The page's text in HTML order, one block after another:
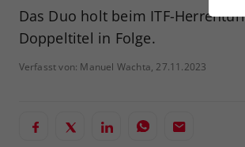
Das Duo holt beim ITF-
Doppeltitel in Folge.
Verfasst von: Manuel Wachta, 27.11.2023